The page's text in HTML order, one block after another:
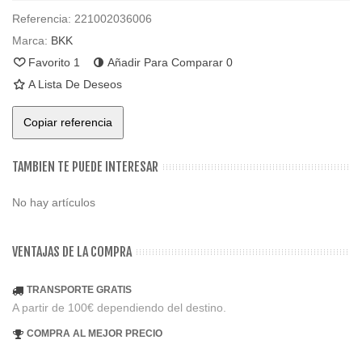
Referencia: 221002036006
Marca: BKK
Favorito 1 Añadir Para Comparar 0
A Lista De Deseos
Copiar referencia
TAMBIEN TE PUEDE INTERESAR
No hay artículos
VENTAJAS DE LA COMPRA
TRANSPORTE GRATIS
A partir de 100€ dependiendo del destino.
COMPRA AL MEJOR PRECIO